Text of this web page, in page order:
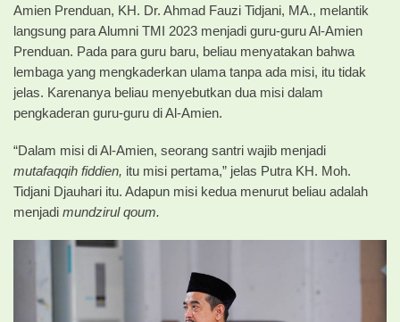
Amien Prenduan, KH. Dr. Ahmad Fauzi Tidjani, MA., melantik
langsung para Alumni TMI 2023 menjadi guru-guru Al-Amien
Prenduan. Pada para guru baru, beliau menyatakan bahwa
lembaga yang mengkaderkan ulama tanpa ada misi, itu tidak
jelas. Karenanya beliau menyebutkan dua misi dalam
pengkaderan guru-guru di Al-Amien.
“Dalam misi di Al-Amien, seorang santri wajib menjadi
mutafaqqih fiddien, itu misi pertama,” jelas Putra KH. Moh.
Tidjani Djauhari itu. Adapun misi kedua menurut beliau adalah
menjadi mundzirul qoum.